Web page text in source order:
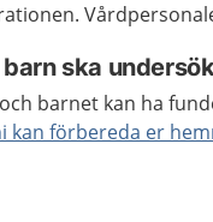
ska
barnet kan ha
kan förbereda er